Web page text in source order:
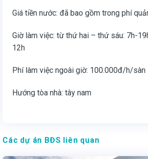
Giá tiền nước: đã bao gồm trong phí
Giờ làm việc: từ thứ hai – thứ sáu: 7h-
12h
Phí làm việc ngoài giờ: 100.000đ/h/sàn
Hướng tòa nhà: tây nam
Các dự án BĐS liên quan